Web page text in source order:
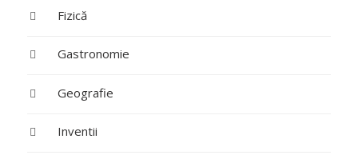
Fizică
Gastronomie
Geografie
Inventii